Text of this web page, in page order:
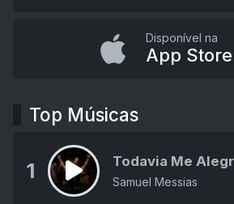
Disponível na
App Store
Top Músicas
1 Todavia Me
Samuel Messias